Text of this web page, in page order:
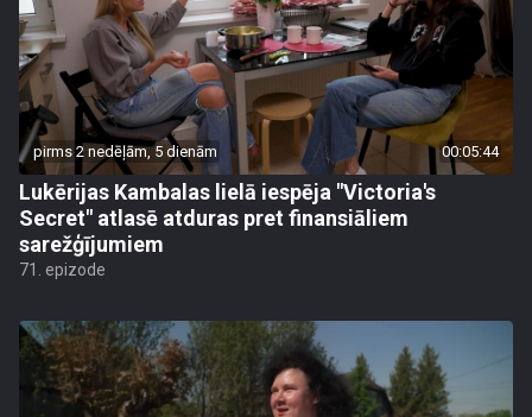
pirms 2 nedēļām, 5 dienām 00:05:44
Lukērijas Kambalas lielā iespēja "Victoria's
Secret" atlasē atduras pret finansiāliem
sarežģījumiem
71. epizode